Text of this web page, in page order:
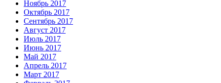
Ноябрь 2017
Октябрь 2017
Сентябрь 2017
Август 2017
Июль 2017
Июнь 2017
Май 2017
Апрель 2017
Март 2017